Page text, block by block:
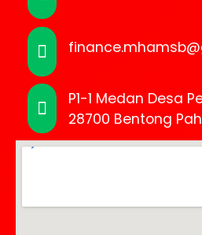
P1-1 Medan Desa
28700 Bentong